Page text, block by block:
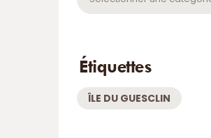
Étiquettes
ÎLE DU GUESCLIN